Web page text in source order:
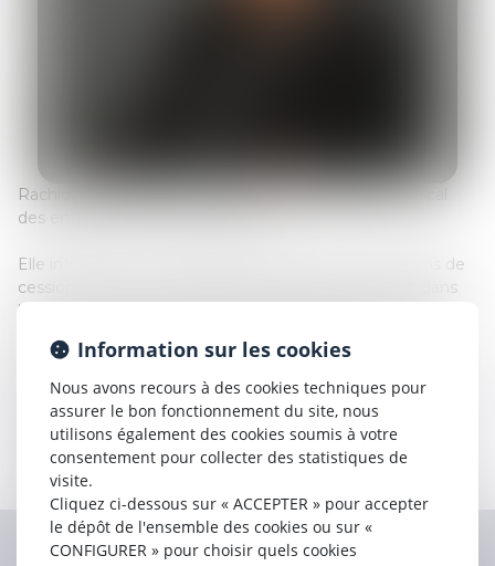
Rachida AIT KASSI est avocat intervenant en droit fiscal
des entreprises et des particuliers.
Elle intervient sur la structuration fiscale des opérations de
cessions, fusions et acquisitions et assiste les clients dans
leurs problématiques fiscales quotidiennes. Elle conseille
relations avec l’administration fiscale tant pour la
sécurisation des opérations sous la forme de rescrits
fiscaux, qu’à l’occasion de contrôles ou contentieux fiscaux.
FORMATION
Master 2 Droit de l’entreprise et des affaires – Diplôme de
Juriste Conseil en Entreprise
Information sur les cookies
Nous avons recours à des cookies techniques pour
assurer le bon fonctionnement du site, nous
utilisons également des cookies soumis à votre
consentement pour collecter des statistiques de
visite.
Cliquez ci-dessous sur « ACCEPTER » pour accepter
le dépôt de l'ensemble des cookies ou sur «
CONFIGURER » pour choisir quels cookies